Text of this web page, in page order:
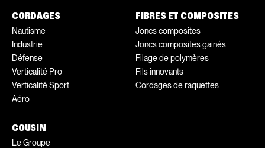
CORDAGES
Nautisme
Industrie
Défense
Verticalité Pro
Verticalité Sport
Aéro
FIBRES ET COMPOSITES
Joncs composites
Joncs composites gainés
Filage de polymères
Fils innovants
Cordages de raquettes
COUSIN
Le Groupe